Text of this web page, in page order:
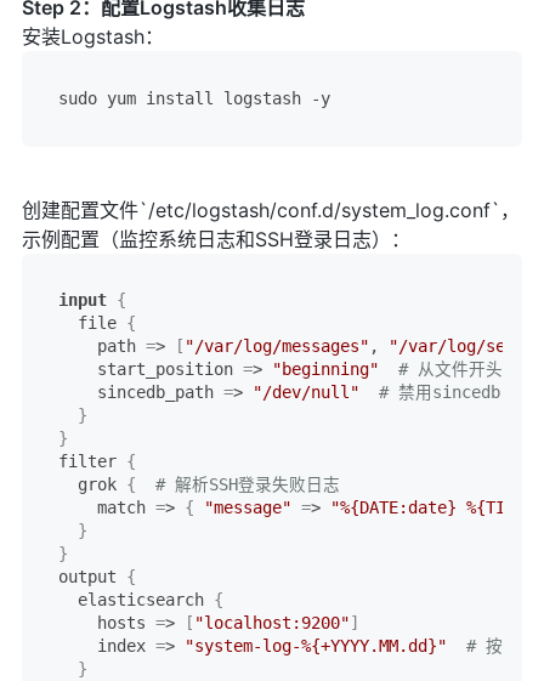
Step 2：配置Logstash收集日志
安装Logstash：
sudo yum install logstash -y
创建配置文件`/etc/logstash/conf.d/system_log.conf`，
示例配置（监控系统日志和SSH登录日志）：
input {
  file
{
    path
=> [ "/var/log/messages" ,
"/var/log/
    start_position
=> "beginning"
# 从文件开头读取
    sincedb_path
=> "/dev/null"
# 禁用sincedb（测
}
}
filter {
  grok
{
# 解析SSH登录失败日志
    match
=> { "message" =>
"%{DATE:date}
}
}
output {
  elasticsearch
{
    hosts
=> [ "localhost:9200"]
    index
=> "system-log-%{+YYYY.MM.dd}"
# 按日期
}